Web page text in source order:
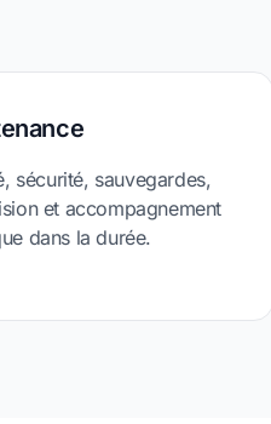
sécurité, sauvegardes,
et accompagnement
dans la durée.